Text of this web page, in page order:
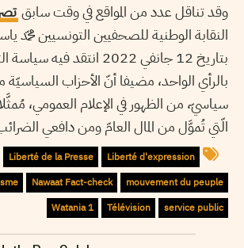
وقد تناقل عدد من المواقع في وقت سابق
النقابة الوطنية للصحفيين التونسيين محمّد
بتاريخ 12 جانفي 2022 انتقد
بالرأي الواحد، مضيفا أنّ الأحزاب السياسيّة
سياسيّ، من الظهور في الإعلام العمومي،
الّتي تُموَّل من المال العامّ ومن دافعي
Liberté d'expression
Liberté de la Presse
mouvement du peuple
Nawaat Fact-check
service public
Télévision
Watania 1